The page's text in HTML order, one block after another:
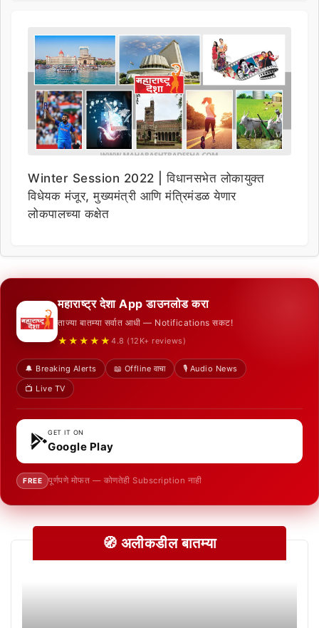
Winter Session 2022 | विधानसभेत लोकायुक्त
विधेयक मंजूर, मुख्यमंत्री आणि मंत्रिमंडळ येणार
लोकपालच्या कक्षेत
महाराष्ट्र देशा App डाउनलोड करा
ताज्या बातम्या सर्वात आधी — Notifications सकट!
★★★★★ 4.8 (12K+ reviews)
🔔 Breaking Alerts 📖 Offline वाचा
🎙️ Audio News
📺 Live TV
GET IT ON
Google Play
FREE पूर्णपणे मोफत — कोणतेही Subscription नाही
🧭 अलीकडील बातम्या